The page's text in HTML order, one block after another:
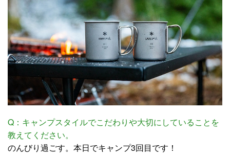
Q：キャンプスタイルでこだわりや大切にしていることを
教えてください。
のんびり過ごす。本日でキャンプ3回目です！